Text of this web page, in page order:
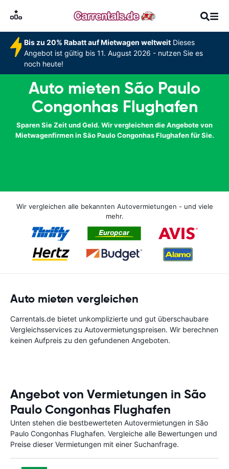
Bis zu 20% Rabatt auf Mietwagen weltweitDieses
Angebot ist gültig bis 11. August 2026 - nutzen Sie es
noch heute!
Auto mieten São Paulo
Congonhas Flughafen
Sparen Sie Zeit und Geld. Wir vergleichen die Angebote von
Mietwagenfirmen in São Paulo Congonhas Flughafen für Sie.
Wir vergleichen alle bekannten Autovermietungen - und viele
mehr.
Auto mieten vergleichen
Carrentals.de bietet unkomplizierte und gut überschaubare
Vergleichsservices zu Autovermietungspreisen. Wir berechnen
keinen Aufpreis zu den gefundenen Angeboten.
Angebot von Vermietungen in São
Paulo Congonhas Flughafen
Unten stehen die bestbewerteten Autovermietungen in São
Paulo Congonhas Flughafen. Vergleiche alle Bewertungen und
Preise dieser Vermietungen mit einer Suchanfrage.